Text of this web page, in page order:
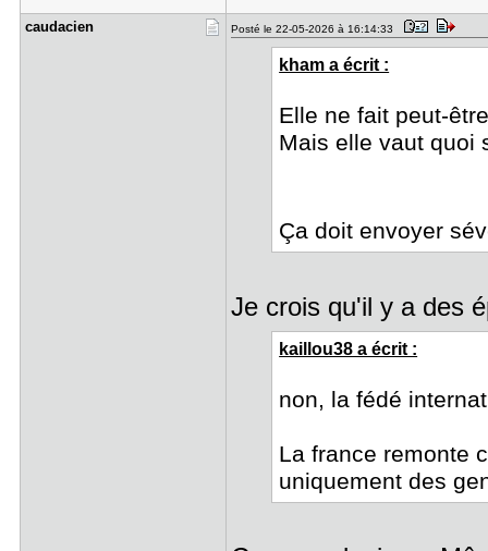
caudacien Posté le 22-05-2026 à 16:14:33
kham a écrit :
Elle ne fait peut-
Mais elle vaut quoi
Ça doit envoyer
Je crois qu'il y a des
kaillou38 a écrit :
non, la fédé
La france remonte
uniquement des